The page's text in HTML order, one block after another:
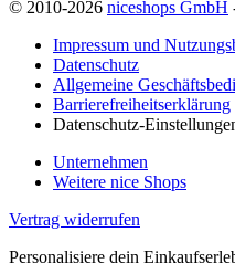
© 2010-2026 niceshops GmbH
Impressum und
Datenschutz
Allgemeine
Barrierefreiheitserklärung
Datenschutz-
Unternehmen
Weitere nice Shops
Vertrag widerrufen
Personalisiere dein